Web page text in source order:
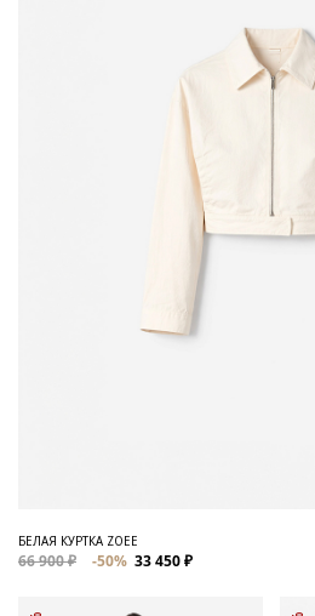
БЕЛАЯ КУРТКА ZOEE
66 900 ₽ -50% 33 450 ₽